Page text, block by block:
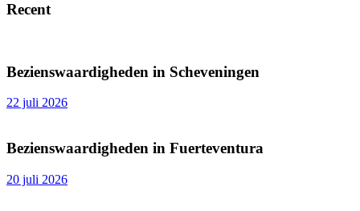
Recent
Bezienswaardigheden in Scheveningen
22 juli 2026
Bezienswaardigheden in Fuerteventura
20 juli 2026